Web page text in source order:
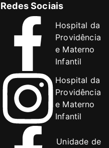
Redes Sociais
Hospital da
Providência
e Materno
Infantil
Hospital da
Providência
e Materno
Infantil
Unidade de